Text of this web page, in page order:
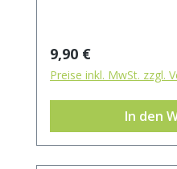
Beim Ausspülen
leicht vom
Henkel sitzt der
Becher- oder
Regulärer Preis:
9,90 €
Preise inkl. MwSt. zzgl.
In den